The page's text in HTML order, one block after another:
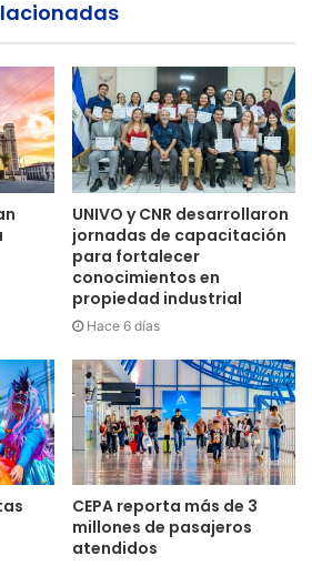
UNIVO y CNR desarrollaron
jornadas de capacitación
para fortalecer
conocimientos en
propiedad industrial
Hace 6 días
CEPA reporta más de 3
millones de pasajeros
atendidos